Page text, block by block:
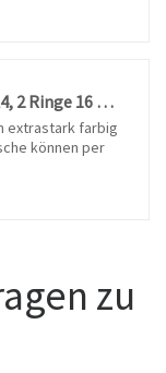
Brunnen 10-Ring-Ordner, A4, 2 Ringe 16 mm, extra stark, farbig, sortiert nach Vertiefungen
extrastark farbig
können per
zu